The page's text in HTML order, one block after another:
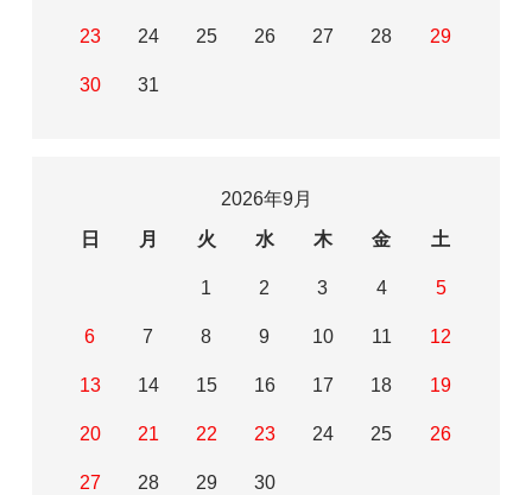
23 24 25 26 27 28 29
30 31
2026年9月
日
月 火 水 木 金 土
1 2 3 4 5
6 7 8 9 10 11 12
13 14 15 16 17 18 19
20 21 22 23 24 25 26
27 28 29 30